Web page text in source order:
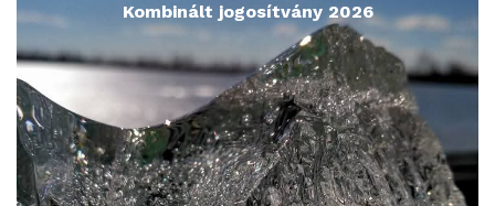
Kombinált jogosítvány 2026